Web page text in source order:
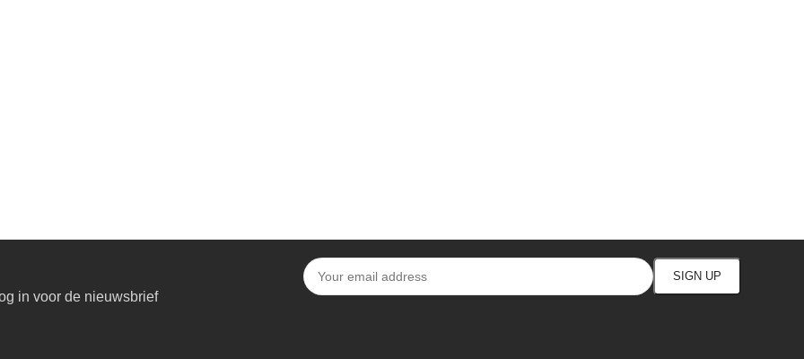
in voor de nieuwsbrief